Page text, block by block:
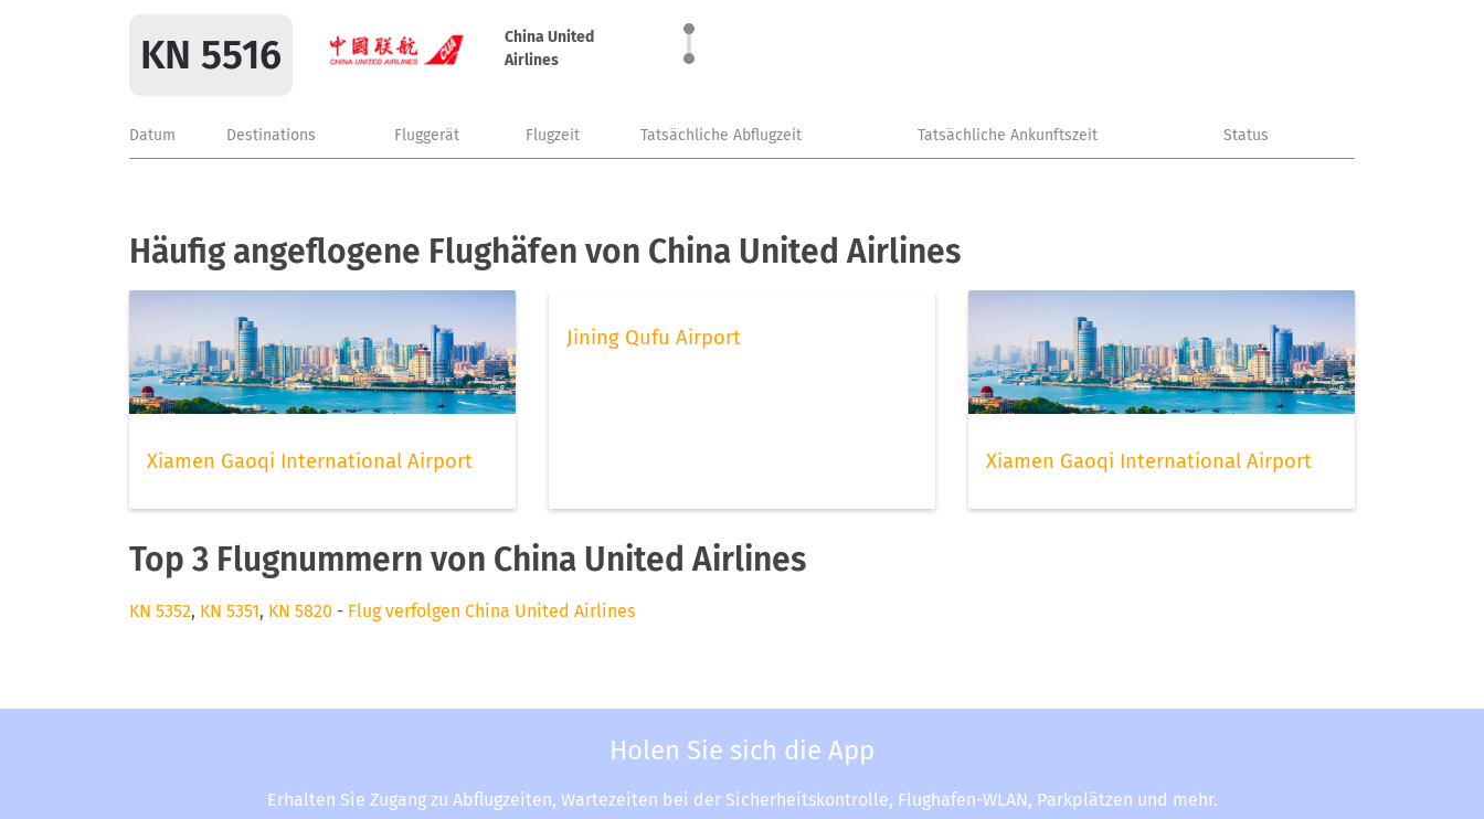
KN 5516
China United
Airlines
Datum Destinations Fluggerät Flugzeit Tatsächliche Abflugzeit Tatsächliche Ankunftszeit Status
Häufig angeflogene Flughäfen von China United Airlines
Xiamen Gaoqi International Airport
Jining Qufu Airport
Xiamen Gaoqi International Airport
Top 3 Flugnummern von China United Airlines
KN 5352, KN 5351, KN 5820 - Flug verfolgen China United Airlines
Holen Sie sich die App
Erhalten Sie Zugang zu Abflugzeiten, Wartezeiten bei der Sicherheitskontrolle, Flughafen-WLAN, Parkplätzen und mehr.